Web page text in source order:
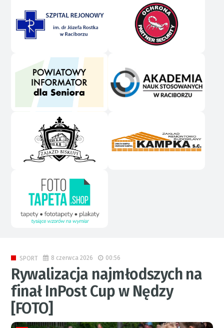
SPORT 8 czerwca 2026 00:56
Rywalizacja najmłodszych na
finał InPost Cup w Nędzy
[FOTO]